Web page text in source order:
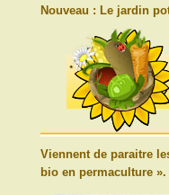
Nouveau : Le jardin
Viennent de paraitre
bio en permaculture ».